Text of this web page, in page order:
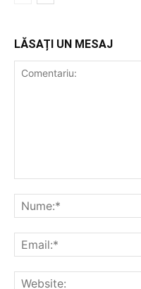
LĂSAȚI UN MESAJ